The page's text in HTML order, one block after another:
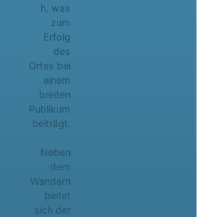
h, was
zum
Erfolg
des
Ortes bei
einem
breiten
Publikum
beiträgt.
Neben
dem
Wandern
bietet
sich der